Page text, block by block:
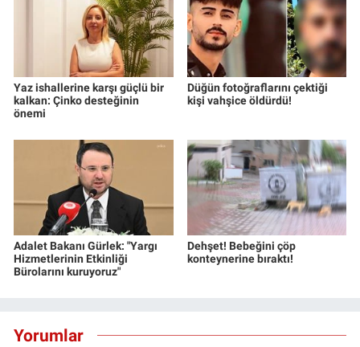
Yaz ishallerine karşı güçlü bir
kalkan: Çinko desteğinin
önemi
Düğün fotoğraflarını çektiği
kişi vahşice öldürdü!
Adalet Bakanı Gürlek: "Yargı
Hizmetlerinin Etkinliği
Bürolarını kuruyoruz"
Dehşet! Bebeğini çöp
konteynerine bıraktı!
Yorumlar